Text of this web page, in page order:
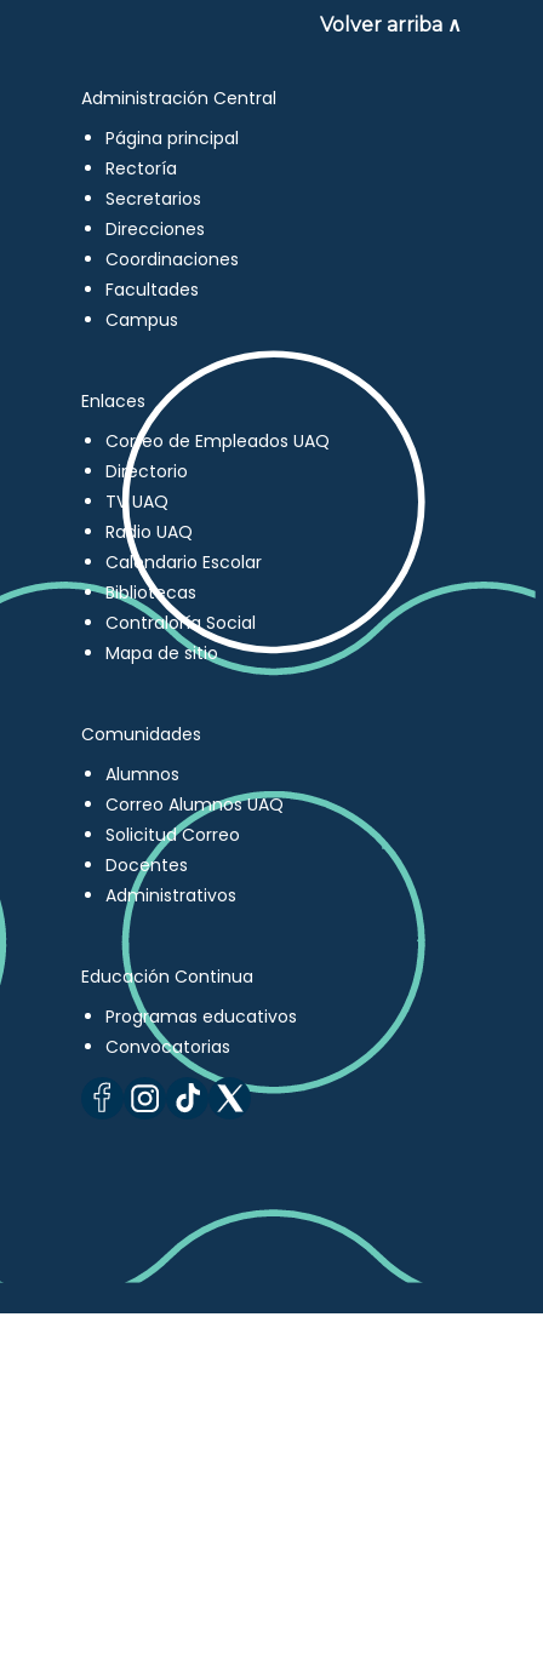
Volver arriba ∧
Administración Central
Página principal
Rectoría
Secretarios
Direcciones
Coordinaciones
Facultades
Campus
Enlaces
Correo de Empleados UAQ
Directorio
TV UAQ
Radio UAQ
Calendario Escolar
Bibliotecas
Contraloría Social
Mapa de sitio
Comunidades
Alumnos
Correo Alumnos UAQ
Solicitud Correo
Docentes
Administrativos
Educación Continua
Programas educativos
Convocatorias